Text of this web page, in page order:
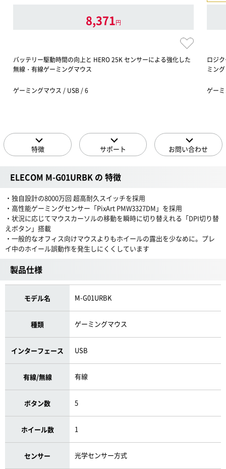
8,371円
バッテリー駆動時間の向上と HERO 25K センサーによる強化した
無線・有線ゲーミングマウス
ゲーミングマウス / USB / 6
ロジ
ミン
ゲー
特徴 サポート お問い合わせ
ELECOM M-G01URBK の 特徴
・独自設計の8000万回 超高耐久スイッチを採用
・高性能ゲーミングセンサー「PixArt PMW3327DM」を採用
・状況に応じてマウスカーソルの移動を瞬時に切り替えれる「DPI切り替
えボタン」搭載
・一般的なオフィス向けマウスよりもホイールの露出を少なめに。プレ
イ中のホイール誤動作を発生しにくくしています
製品仕様
モデル名 M-G01URBK
種類 ゲーミングマウス
インターフェース USB
有線/無線 有線
ボタン数 5
ホイール数 1
センサー 光学センサー方式